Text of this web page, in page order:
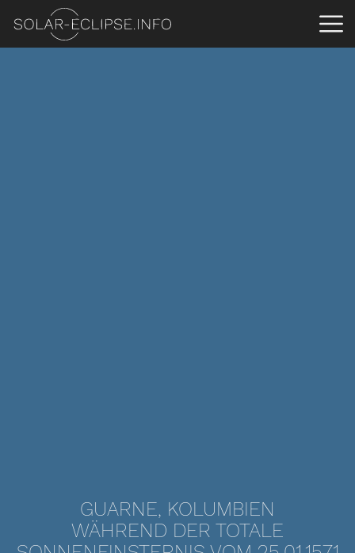
GUARNE, KOLUMBIEN
WÄHREND DER TOTALE